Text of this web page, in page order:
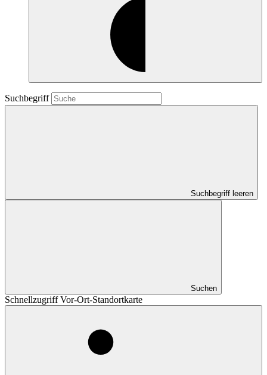
Suchbegriff
Suchbegriff leeren
Suchen
Schnellzugriff Vor-Ort-Standortkarte